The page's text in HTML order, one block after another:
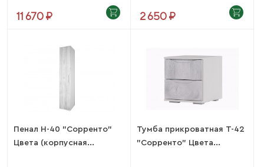
11 670 ₽ 2 650 ₽
Пенал Н-40 "Сорренто"
Цвета (корпусная...
Тумба прикроватная Т-42
"Сорренто" Цвета...